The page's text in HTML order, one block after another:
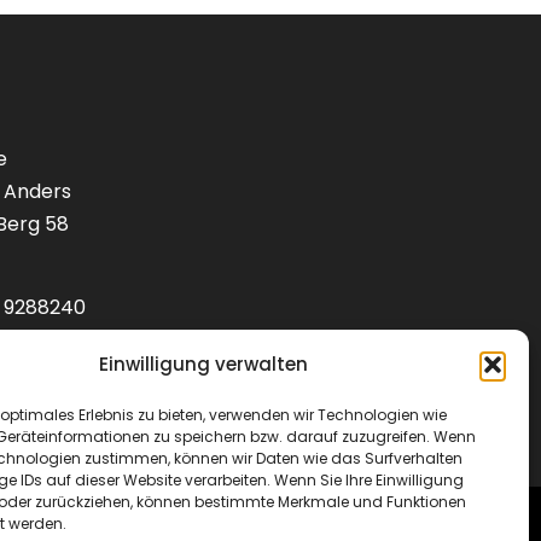
Einwilligung verwalten
Erlebnis zu bieten, verwenden wir Technologien wie
zu speichern bzw. darauf zuzugreifen. Wenn
zustimmen, können wir Daten wie das Surfverhalten
IDs auf dieser Website verarbeiten. Wenn Sie Ihre Einwilligung
zurückziehen, können bestimmte Merkmale und Funktionen
werden.
58
9288240